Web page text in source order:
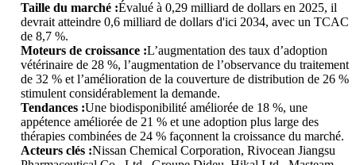
Taille du marché :Évalué à 0,29 milliard de dollars en 2025, il
devrait atteindre 0,6 milliard de dollars d'ici 2034, avec un TCAC
de 8,7 %.
Moteurs de croissance :L’augmentation des taux d’adoption
vétérinaire de 28 %, l’augmentation de l’observance du traitement
de 32 % et l’amélioration de la couverture de distribution de 26 %
stimulent considérablement la demande.
Tendances :Une biodisponibilité améliorée de 18 %, une
appétence améliorée de 21 % et une adoption plus large des
thérapies combinées de 24 % façonnent la croissance du marché.
Acteurs clés :Nissan Chemical Corporation, Rivocean Jiangsu